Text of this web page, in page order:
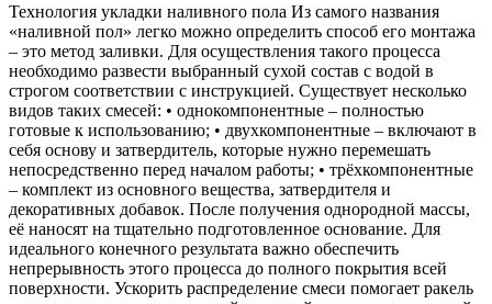
Технология укладки наливного пола Из самого названия
«наливной пол» легко можно определить способ его монтажа
– это метод заливки. Для осуществления такого процесса
необходимо развести выбранный сухой состав с водой в
строгом соответствии с инструкцией. Существует несколько
видов таких смесей: • однокомпонентные – полностью
готовые к использованию; • двухкомпонентные – включают в
себя основу и затвердитель, которые нужно перемешать
непосредственно перед началом работы; • трёхкомпонентные
– комплект из основного вещества, затвердителя и
декоративных добавок. После получения однородной массы,
её наносят на тщательно подготовленное основание. Для
идеального конечного результата важно обеспечить
непрерывность этого процесса до полного покрытия всей
поверхности. Ускорить распределение смеси помогает ракель